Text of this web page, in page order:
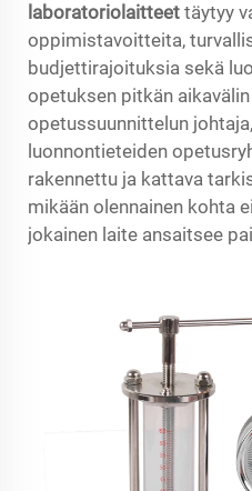
laboratoriolaitteet täytyy
oppimistavoitteita,
budjettirajoituksia sekä
opetuksen pitkän
opetussuunnittelun
luonnontieteiden
rakennettu ja kattava
mikään olennainen kohta
jokainen laite ansaitsee